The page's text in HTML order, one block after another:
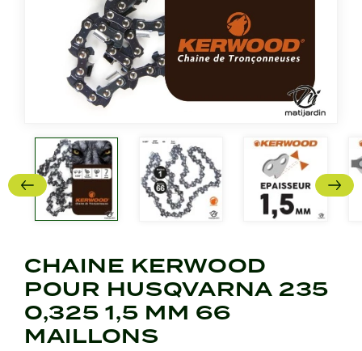
CHAINE KERWOOD
POUR HUSQVARNA 235
0,325 1,5 MM 66
MAILLONS